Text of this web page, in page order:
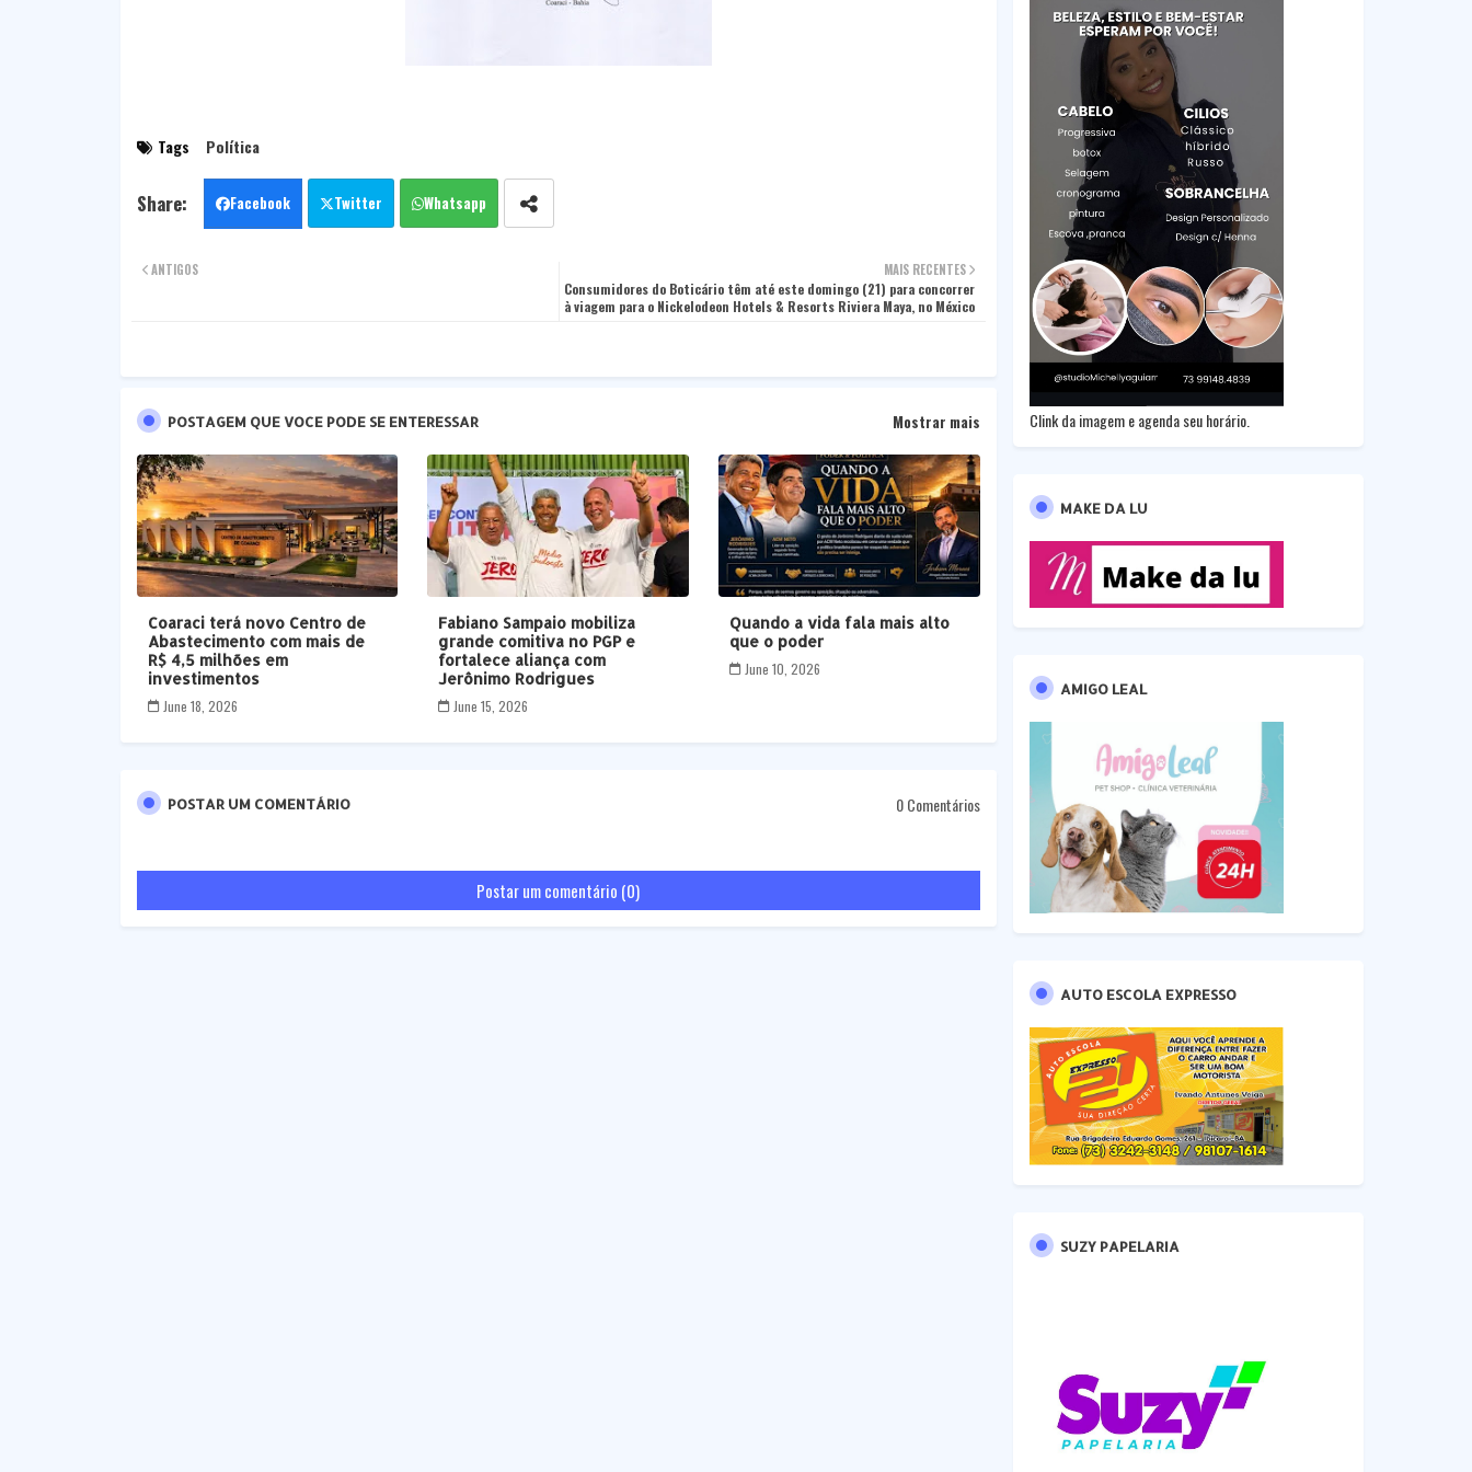
Tags Política
Facebook Twitter Whatsapp
MAIS RECENTES
Consumidores do Boticário têm até este domingo (21) para concorrer
à viagem para o Nickelodeon Hotels & Resorts Riviera Maya, no México
ANTIGOS
POSTAGEM QUE VOCE PODE SE ENTERESSAR Mostrar mais
Coaraci terá novo Centro de
Abastecimento com mais de
R$ 4,5 milhões em
investimentos
June 18, 2026
Fabiano Sampaio mobiliza
grande comitiva no PGP e
fortalece aliança com
Jerônimo Rodrigues
June 15, 2026
Quando a vida fala mais alto
que o poder
June 10, 2026
POSTAR UM COMENTÁRIO 0 Comentários
Postar um comentário (0)
Clink da imagem e agenda seu horário.
MAKE DA LU
AMIGO LEAL
AUTO ESCOLA EXPRESSO
SUZY PAPELARIA